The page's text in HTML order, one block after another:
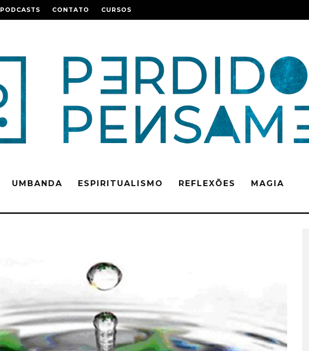
PODCASTS CONTATO CURSOS
UMBANDA ESPIRITUALISMO REFLEXÕES MAGIA